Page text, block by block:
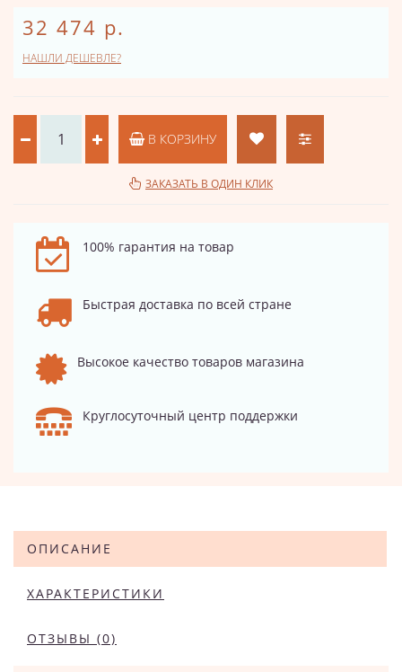
32 474 р.
НАШЛИ ДЕШЕВЛЕ?
В КОРЗИНУ
ЗАКАЗАТЬ В ОДИН КЛИК
100% гарантия на товар
Быстрая доставка по всей стране
Высокое качество товаров магазина
Круглосуточный центр поддержки
ОПИСАНИЕ
ХАРАКТЕРИСТИКИ
ОТЗЫВЫ (0)